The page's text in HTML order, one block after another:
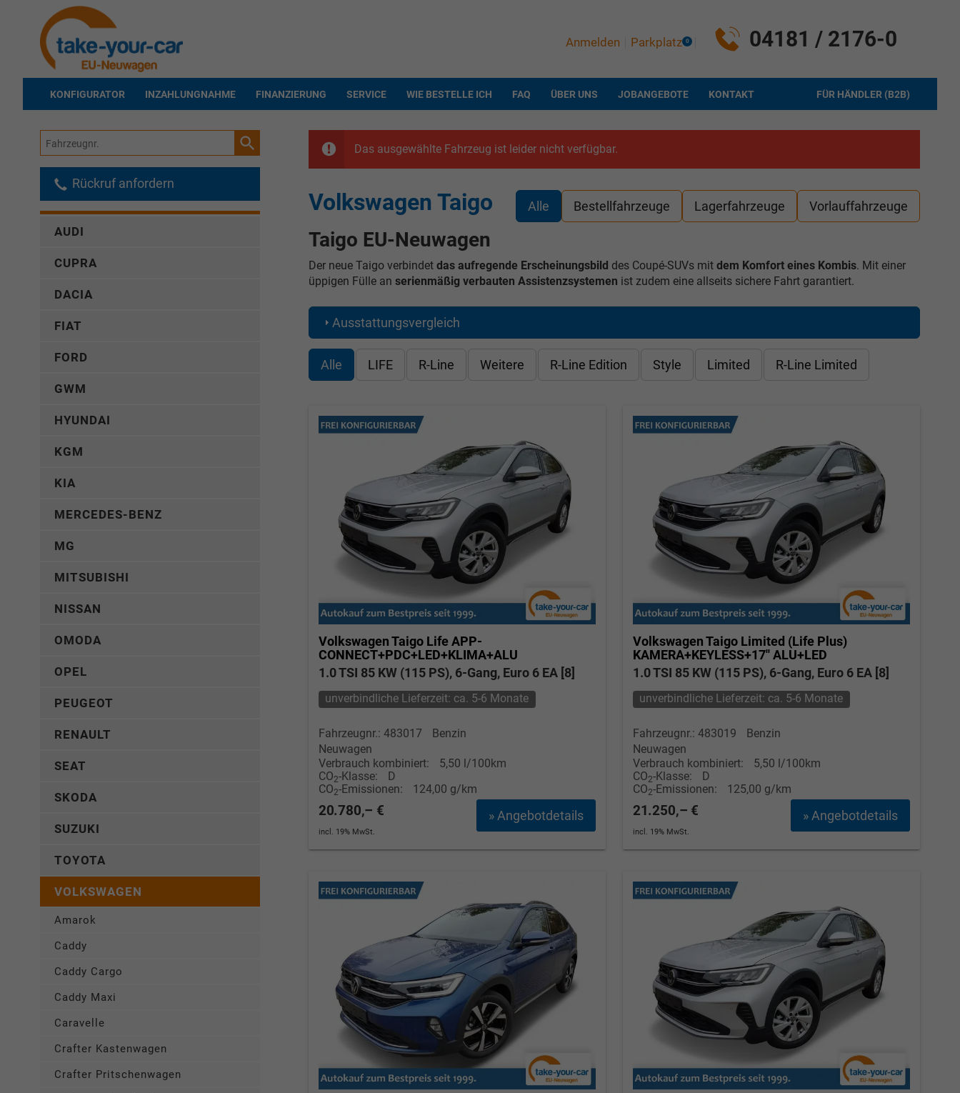
04181 / 2176-0
Anmelden Parkplatz 0
KONFIGURATOR INZAHLUNGNAHME FINANZIERUNG SERVICE WIE BESTELLE ICH FAQ ÜBER UNS JOBANGEBOTE FÜR HÄNDLER (B2B)
KONTAKT
Das ausgewählte Fahrzeug ist leider nicht verfügbar.
Alle Bestellfahrzeuge Lagerfahrzeuge Vorlauffahrzeuge
Volkswagen Taigo
Taigo EU-Neuwagen
Der neue Taigo verbindet das aufregende Erscheinungsbild des Coupé-SUVs mitdem Komfort eines Kombis. Mit einer
üppigen Fülle an serienmäßig verbauten Assistenzsystemen ist zudem eine allseits sichere Fahrt garantiert.
Ausstattungsvergleich
Alle LIFE R-Line Weitere R-Line Edition Style Limited R-Line Limited
Volkswagen Taigo Life APP-
CONNECT+PDC+LED+KLIMA+ALU
1.0 TSI 85 KW (115 PS), 6-Gang, Euro 6 EA [8]
unverbindliche Lieferzeit: ca. 5-6 Monate
Fahrzeugnr.: 483017
Benzin
Neuwagen
Verbrauch kombiniert:
5,50 l/100km
CO2-Klasse:
D
CO2-Emissionen: 124,00 g/km
» Angebotdetails
20.780,– €
incl. 19% MwSt.
Volkswagen Taigo Limited (Life Plus)
KAMERA+KEYLESS+17'' ALU+LED
1.0 TSI 85 KW (115 PS), 6-Gang, Euro 6 EA [8]
unverbindliche Lieferzeit: ca. 5-6 Monate
Fahrzeugnr.: 483019
Benzin
Neuwagen
Verbrauch kombiniert:
5,50 l/100km
CO2-Klasse:
D
CO2-Emissionen: 125,00 g/km
» Angebotdetails
21.250,– €
incl. 19% MwSt.
Fahrzeugnr.
Rückruf anfordern
AUDI
CUPRA
DACIA
FIAT
FORD
GWM
HYUNDAI
KGM
KIA
MERCEDES-BENZ
MG
MITSUBISHI
NISSAN
OMODA
OPEL
PEUGEOT
RENAULT
SEAT
SKODA
SUZUKI
TOYOTA
VOLKSWAGEN
Amarok
Caddy
Caddy Cargo
Caddy Maxi
Caravelle
Crafter Kastenwagen
Crafter Pritschenwagen